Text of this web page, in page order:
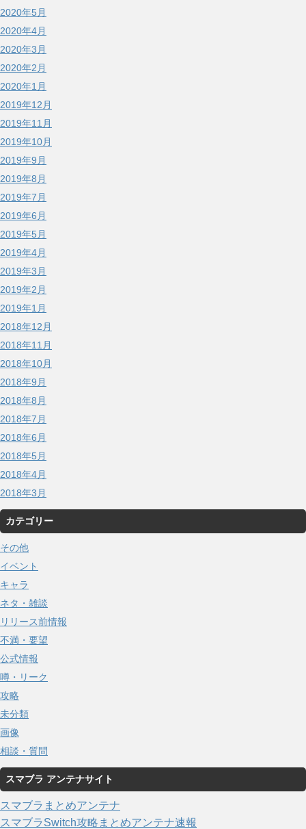
2020年5月
2020年4月
2020年3月
2020年2月
2020年1月
2019年12月
2019年11月
2019年10月
2019年9月
2019年8月
2019年7月
2019年6月
2019年5月
2019年4月
2019年3月
2019年2月
2019年1月
2018年12月
2018年11月
2018年10月
2018年9月
2018年8月
2018年7月
2018年6月
2018年5月
2018年4月
2018年3月
カテゴリー
その他
イベント
キャラ
ネタ・雑談
リリース前情報
不満・要望
公式情報
噂・リーク
攻略
未分類
画像
相談・質問
スマブラ アンテナサイト
スマブラまとめアンテナ
スマブラSwitch攻略まとめアンテナ速報